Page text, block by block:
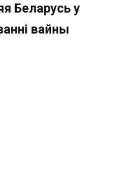
Беларусь у
вайны